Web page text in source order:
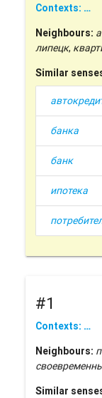
Contexts: …
Neighbours:
липецк,
Similar
банка
банк
ипотека
#1
Contexts: …
Neighbours:
Similar